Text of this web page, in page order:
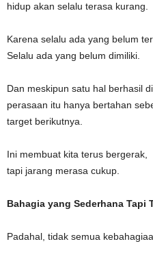
hidup akan selalu terasa kurang.
Karena selalu ada yang belum
Selalu ada yang belum dimiliki.
Dan meskipun satu hal berhasil
perasaan itu hanya bertahan
target berikutnya.
Ini membuat kita terus bergerak,
tapi jarang merasa cukup.
Bahagia yang Sederhana Tapi
Padahal, tidak semua